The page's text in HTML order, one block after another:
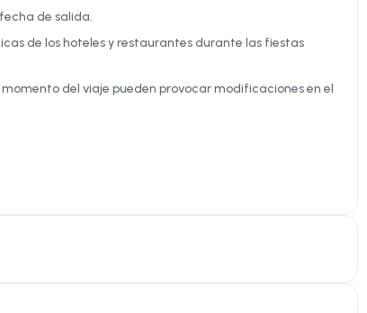
de salida.
de los hoteles y restaurantes durante las fiestas
del viaje pueden provocar modificaciones en el